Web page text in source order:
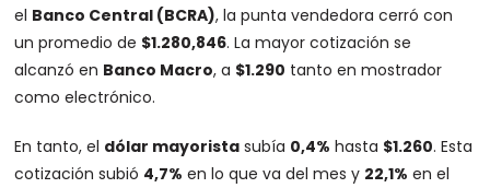
el Banco Central (BCRA), la punta vendedora cerró con
un promedio de $1.280,846. La mayor cotización se
alcanzó en Banco Macro, a $1.290 tanto en mostrador
como electrónico.
En tanto, el dólar mayorista subía 0,4% hasta $1.260. Esta
cotización subió 4,7% en lo que va del mes y 22,1% en el